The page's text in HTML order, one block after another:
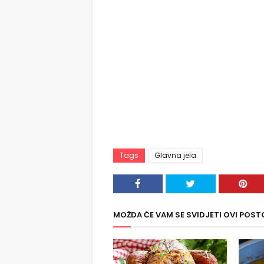
Tags Glavna jela
MOŽDA ĆE VAM SE SVIDJETI OVI